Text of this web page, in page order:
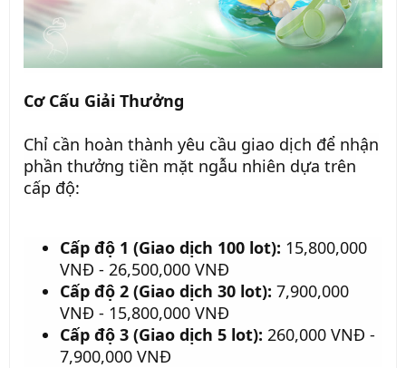
Cơ Cấu Giải Thưởng
Chỉ cần hoàn thành yêu cầu giao dịch để nhận
phần thưởng tiền mặt ngẫu nhiên dựa trên
cấp độ:
Cấp độ 1 (Giao dịch 100 lot): 15,800,000
VNĐ - 26,500,000 VNĐ
Cấp độ 2 (Giao dịch 30 lot): 7,900,000
VNĐ - 15,800,000 VNĐ
Cấp độ 3 (Giao dịch 5 lot): 260,000 VNĐ -
7,900,000 VNĐ